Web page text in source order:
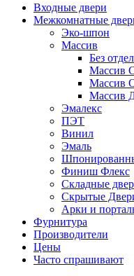
Входные двери
Межкомнатные
Эко-шпон
Массив
Без
Массив
Массив
Массив
Эмалекс
ПЭТ
Винил
Эмаль
Финиш Флекс
Складные
Скрытые
Арки и
Фурнитура
Производители
Цены
Часто спрашивают